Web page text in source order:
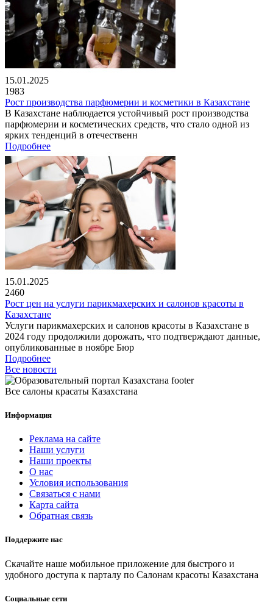
15.01.2025
1983
Рост производства парфюмерии и косметики в Казахстане
В Казахстане наблюдается устойчивый рост производства
парфюмерии и косметических средств, что стало одной из
ярких тенденций в отечественн
Подробнее
15.01.2025
2460
Рост цен на услуги парикмахерских и салонов красоты в
Казахстане
Услуги парикмахерских и салонов красоты в Казахстане в
2024 году продолжили дорожать, что подтверждают данные,
опубликованные в ноябре Бюр
Подробнее
Все новости
Все салоны красаты Казахстана
Информация
Реклама на сайте
Наши услуги
Наши проекты
О нас
Условия использования
Связаться с нами
Карта сайта
Обратная связь
Поддержите нас
Скачайте наше мобильное приложение для быстрого и
удобного доступа к парталу по Салонам красоты Казахстана
Социальные сети